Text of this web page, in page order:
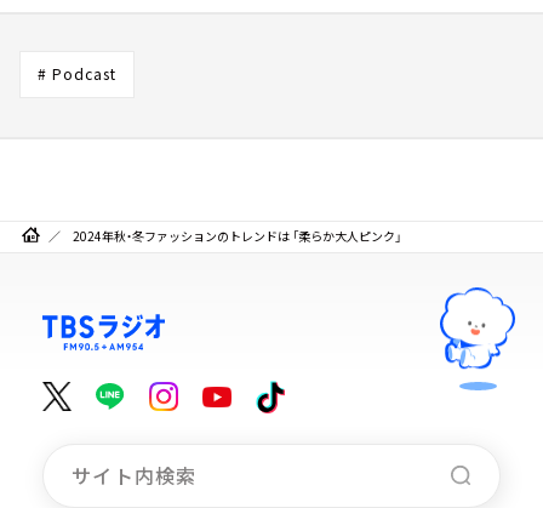
# Podcast
2024年秋・冬ファッションのトレンドは 「柔らか大人ピンク」